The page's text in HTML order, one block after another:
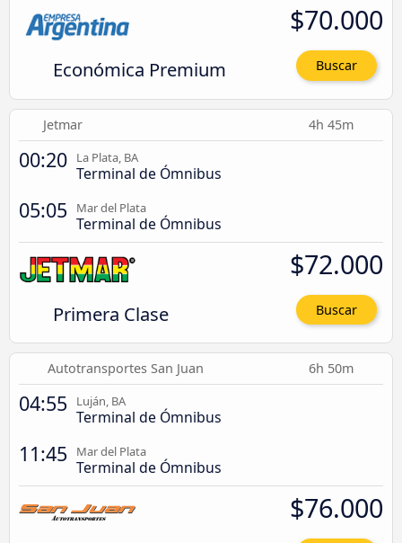
Económica Premium
$70.000
Buscar
Jetmar 4h 45m
00:20 La Plata, BA
Terminal de Ómnibus
05:05 Mar del Plata
Terminal de Ómnibus
Primera Clase
$72.000
Buscar
Autotransportes San Juan 6h 50m
04:55 Luján, BA
Terminal de Ómnibus
11:45 Mar del Plata
Terminal de Ómnibus
$76.000